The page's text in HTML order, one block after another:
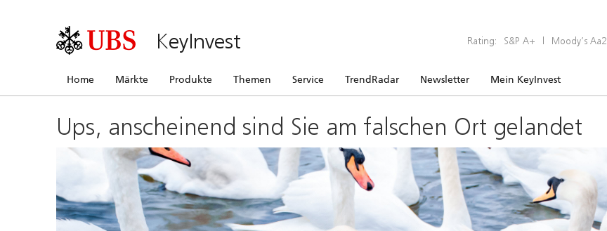
KeyInvest Rating: S&P A+ | Moody’s Aa2
Home Märkte Produkte Themen Service TrendRadar Newsletter Mein KeyInvest
Ups, anscheinend sind Sie am falschen Ort gelandet